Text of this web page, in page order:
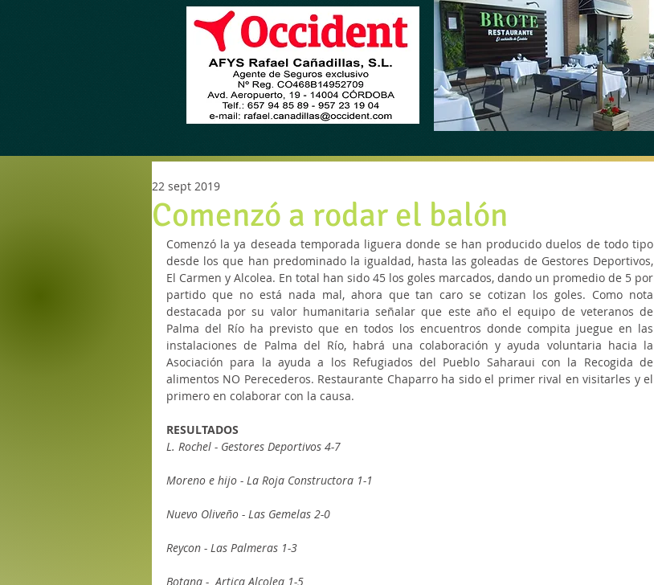
Comenzó a rodar el balón
22 sept 2019
Comenzó la ya deseada temporada liguera donde se han producido duelos de todo tipo
desde los que han predominado la igualdad, hasta las goleadas de Gestores Deportivos,
El Carmen y Alcolea. En total han sido 45 los goles marcados, dando un promedio de 5 por
partido que no está nada mal, ahora que tan caro se cotizan los goles. Como nota
destacada por su valor humanitaria señalar que este año el equipo de veteranos de
Palma del Río ha previsto que en todos los encuentros donde compita juegue en las
instalaciones de Palma del Río, habrá una colaboración y ayuda voluntaria hacia la
Asociación para la ayuda a los Refugiados del Pueblo Saharaui con la Recogida de
alimentos NO Perecederos. Restaurante Chaparro ha sido el primer rival en visitarles y el
primero en colaborar con la causa.
RESULTADOS
L. Rochel - Gestores Deportivos 4-7
Moreno e hijo - La Roja Constructora 1-1
Nuevo Oliveño - Las Gemelas 2-0
Reycon - Las Palmeras 1-3
Botana -  Artica Alcolea 1-5